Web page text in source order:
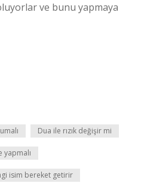
ve bunu yapmaya
Dua ile rızık değişir mi
yapmalı
isim bereket getirir